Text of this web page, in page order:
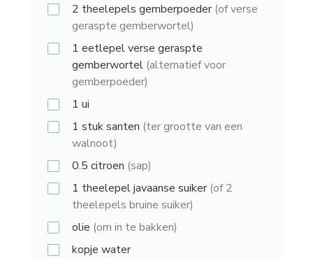
2 theelepels gemberpoeder(of verse
geraspte gemberwortel)
1 eetlepelverse geraspte
gemberwortel (alternatief voor
gemberpoeder)
1 ui
1 stuksanten (ter grootte van een
walnoot)
0.5 citroen (sap)
1 theelepeljavaanse suiker(of 2
theelepels bruine suiker)
olie (om in te bakken)
kopje water